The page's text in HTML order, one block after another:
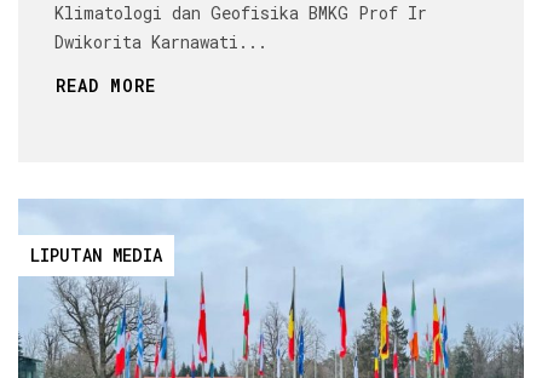
Klimatologi dan Geofisika BMKG Prof Ir
Dwikorita Karnawati...
READ MORE
LIPUTAN MEDIA